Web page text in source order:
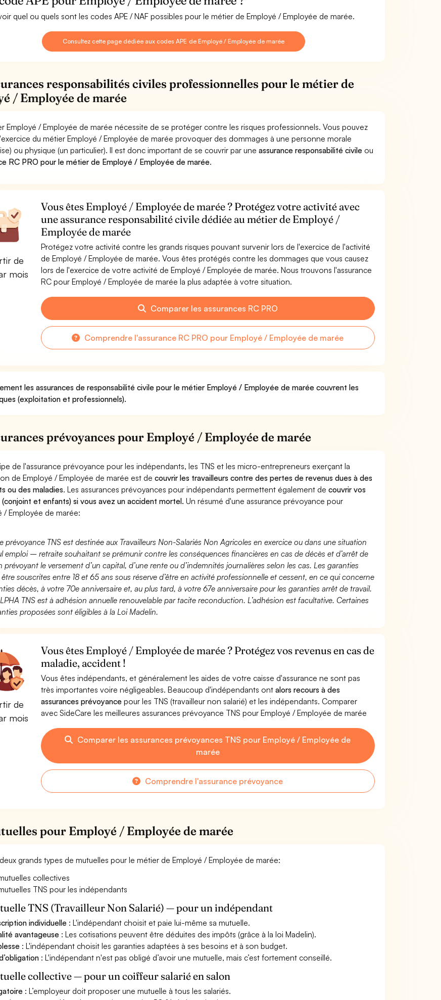
quel ou quels sont les codes APE / NAF possibles pour le métier de Employé / Employée de marée.
Consultez cette page dédiée aux codes APE de Employé / Employée de marée
responsabilités civiles professionnelles pour le métier de
/ Employée de marée
Employé / Employée de marée nécessite de se protéger contre les risques professionnels. Vous pouvez
du métier Employé / Employée de marée provoquer des dommages à une personne morale
ou physique (un particulier). Il est donc important de se couvrir par uneassurance responsabilité civile ou
RC PRO pour le métier de Employé / Employée de marée.
de
mois
Vous êtes Employé / Employée de marée ? Protégez votre activité avec
une assurance responsabilité civile dédiée au métier de Employé /
Employée de marée
Protégez votre activité contre les grands risques pouvant survenir lors de l'exercice de l'activité
de Employé / Employée de marée. Vous êtes protégés contre les dommages que vous causez
lors de l'exercice de votre activité de Employé / Employée de marée. Nous trouvons l'assurance
RC pour Employé / Employée de marée la plus adaptée à votre situation.
Comparer les assurances RC PRO
Comprendre l'assurance RC PRO pour Employé / Employée de marée
les assurances de responsabilité civile pour le métier Employé / Employée de marée couvrent les
(exploitation et professionnels).
prévoyances pour Employé / Employée de marée
de l'assurance prévoyance pour les indépendants, les TNS et les micro-entrepreneurs exerçant la
de Employé / Employée de marée est decouvrir les travailleurs contre des pertes de revenus dues à des
ou des maladies. Les assurances prévoyances pour indépendants permettent également decouvrir vos
et enfants) si vous avez un accident mortel. Un résumé d'une assurance prévoyance pour
/ Employée de marée:
prévoyance TNS est destinée aux Travailleurs Non-Salariés Non Agricoles en exercice ou dans une situation
emploi – retraite souhaitant se prémunir contre les conséquences financières en cas de décès et d’arrêt de
prévoyant le versement d’un capital, d’une rente ou d’indemnités journalières selon les cas. Les garanties
souscrites entre 18 et 65 ans sous réserve d’être en activité professionnelle et cessent, en ce qui concerne
décès, à votre 70e anniversaire et, au plus tard, à votre 67e anniversaire pour les garanties arrêt de travail.
TNS est à adhésion annuelle renouvelable par tacite reconduction. L’adhésion est facultative. Certaines
proposées sont éligibles à la Loi Madelin.
de
mois
Vous êtes Employé / Employée de marée ? Protégez vos revenus en cas de
maladie, accident !
Vous êtes indépendants, et généralement les aides de votre caisse d'assurance ne sont pas
très importantes voire négligeables. Beaucoup d'indépendants ont alors recours à des
assurances prévoyancepour les TNS (travailleur non salarié) et les indépendants. Comparer
avec SideCare les meilleures assurances prévoyance TNS pour Employé / Employée de marée
Comparer les assurances prévoyances TNS pour Employé / Employée de
marée
Comprendre l'assurance prévoyance
pour Employé / Employée de marée
grands types de mutuelles pour le métier de Employé / Employée de marée:
collectives
TNS pour les indépendants
TNS (Travailleur Non Salarié) — pour un indépendant
individuelle : L'indépendant choisit et paie lui-même sa mutuelle.
avantageuse : Les cotisations peuvent être déduites des impôts (grâce à la loi Madelin).
: L'indépendant choisit les garanties adaptées à ses besoins et à son budget.
: L'indépendant n'est pas obligé d’avoir une mutuelle, mais c’est fortement conseillé.
collective — pour un coiffeur salarié en salon
: L’employeur doit proposer une mutuelle à tous les salariés.